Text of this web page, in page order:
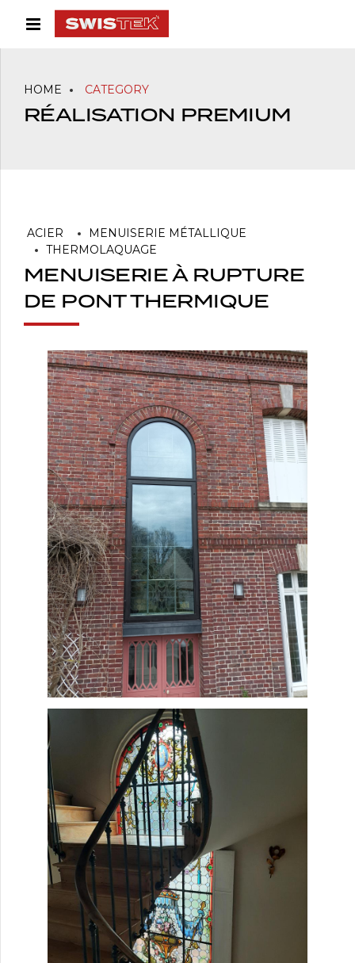
HOME CATEGORY
RÉALISATION PREMIUM
ACIER
MENUISERIE MÉTALLIQUE
THERMOLAQUAGE
MENUISERIE À RUPTURE
DE PONT THERMIQUE